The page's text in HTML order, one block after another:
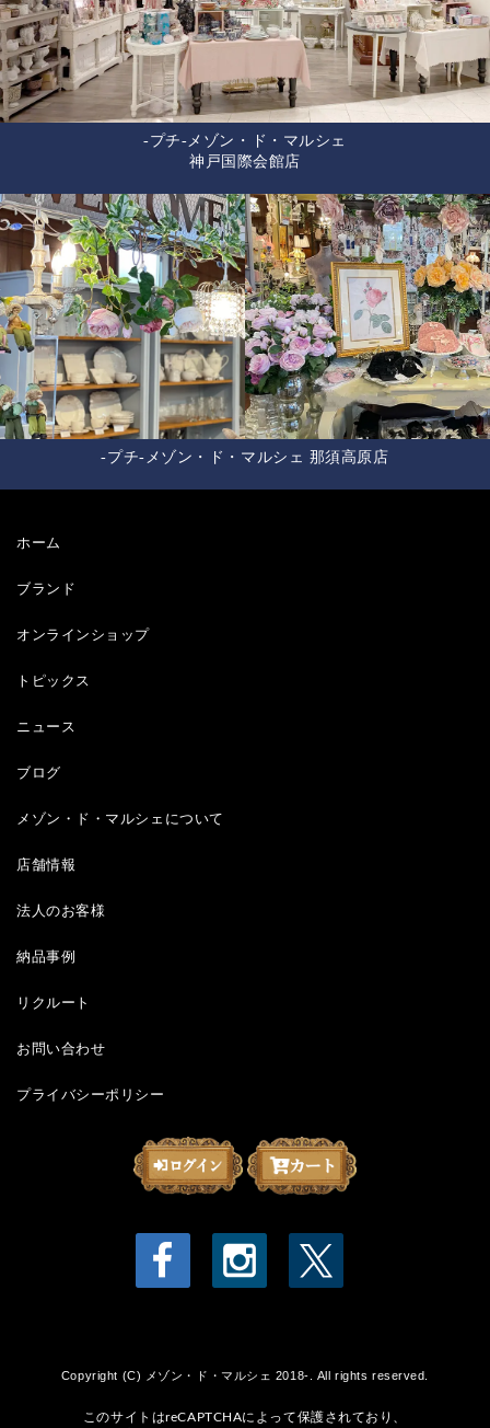
-プチ-メゾン・ド・マルシェ
神戸国際会館店
-プチ-メゾン・ド・マルシェ 那須高原店
ホーム
ブランド
オンラインショップ
トピックス
ニュース
ブログ
メゾン・ド・マルシェについて
店舗情報
法人のお客様
納品事例
リクルート
お問い合わせ
プライバシーポリシー
Copyright (C) メゾン・ド・マルシェ 2018-. All rights reserved.
このサイトはreCAPTCHAによって保護されており、